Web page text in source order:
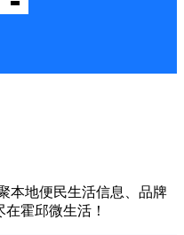
本地便民生活信息、品牌
霍邱微生活！